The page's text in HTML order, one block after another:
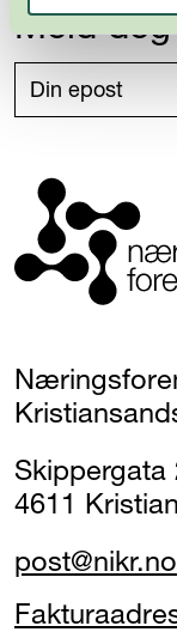
Meld
Skippergata
4611
post@nikr.no